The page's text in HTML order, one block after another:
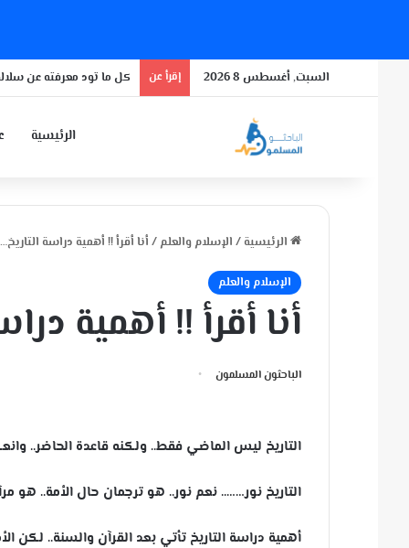
السبت, أغسطس 8 2026 إقرأ عن كل ما تود معرفته عن
الرئيسية
الرئيسية / الإسلام والعلم/ أنا أقرأ !! أهمية دراسة التاريخ…
الإسلام والعلم
أنا أقرأ !! أهمية
الباحثون المسلمون
التاريخ ليس الماضي فقط.. ولكنه قاعدة الحاضر..
التاريخ نور…….. نعم نور.. هو ترجمان حال الأمة.. هو
أهمية دراسة التاريخ تأتي بعد القرآن والسنة.. لكن